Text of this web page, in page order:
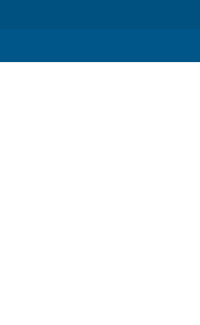
Lukashenko de retaliação